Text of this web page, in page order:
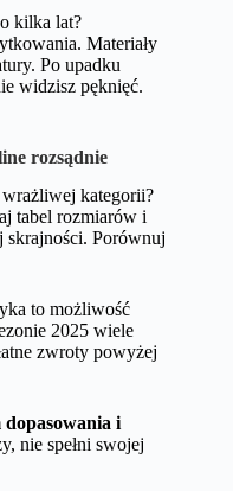
kilka lat?
Materiały
Po upadku
widzisz pęknięć.
rozsądnie
kategorii?
tabel rozmiarów i
skrajności. Porównuj
to możliwość
2025 wiele
zwroty powyżej
i
nie spełni swojej